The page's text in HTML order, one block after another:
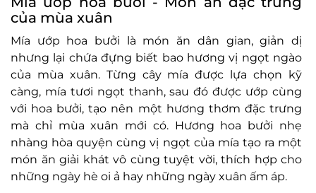
của mùa xuân
Mía ướp hoa bưởi là món ăn dân gian, giản dị
nhưng lại chứa đựng biết bao hương vị ngọt ngào
của mùa xuân. Từng cây mía được lựa chọn kỹ
càng, mía tươi ngọt thanh, sau đó được ướp cùng
với hoa bưởi, tạo nên một hương thơm đặc trưng
mà chỉ mùa xuân mới có. Hương hoa bưởi nhẹ
nhàng hòa quyện cùng vị ngọt của mía tạo ra một
món ăn giải khát vô cùng tuyệt vời, thích hợp cho
những ngày hè oi ả hay những ngày xuân ấm áp.